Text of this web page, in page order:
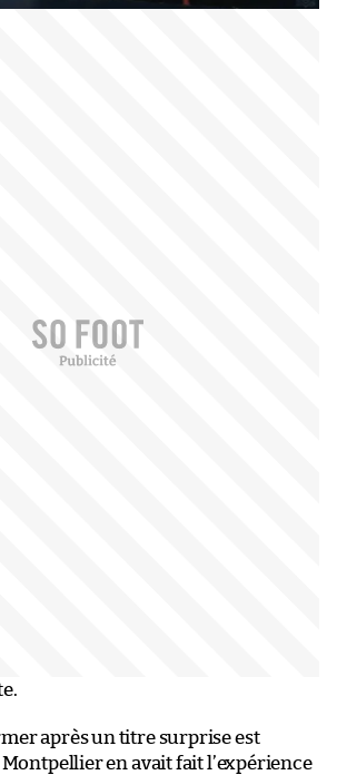
après un titre surprise est
en avait fait l’expérience